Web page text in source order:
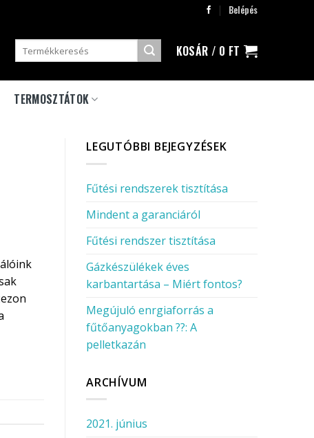
Belépés
KOSÁR / 0 FT
TERMOSZTÁTOK
LEGUTÓBBI BEJEGYZÉSEK
Fűtési rendszerek tisztítása
Mindent a garanciáról
Fűtési rendszer tisztítása
Gázkészülékek éves
karbantartása – Miért fontos?
Megújuló enrgiaforrás a
fűtőanyagokban ??: A
pelletkazán
ARCHÍVUM
2021. június